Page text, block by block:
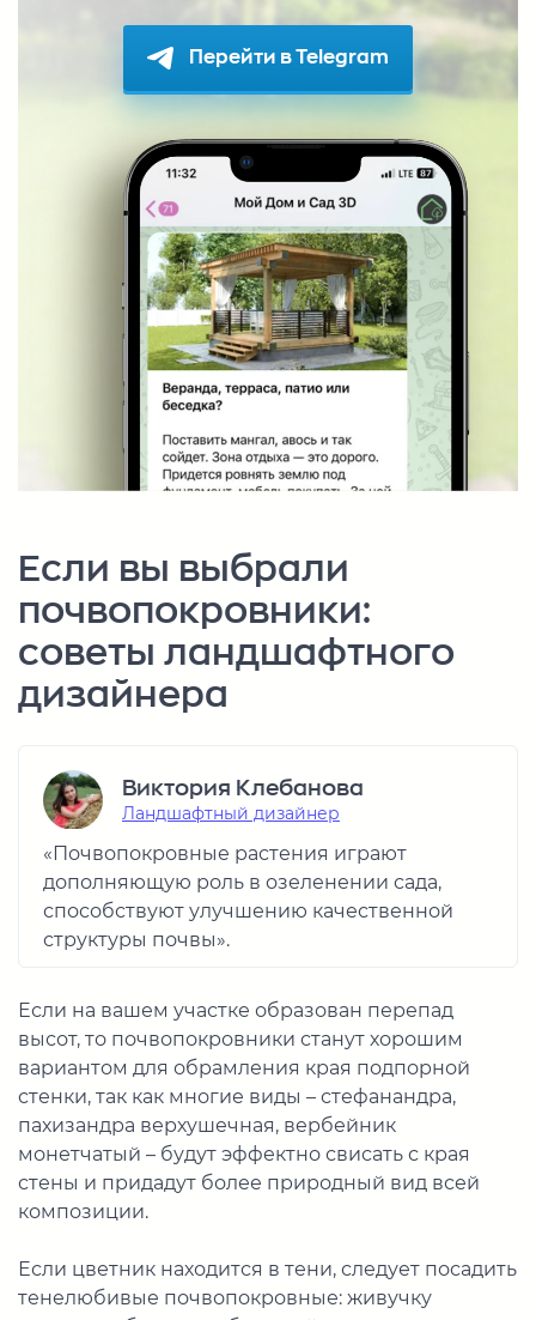
Перейти в Telegram
Если вы выбрали
почвопокровники:
советы ландшафтного
дизайнера
Виктория Клебанова
Ландшафтный дизайнер
«Почвопокровные растения играют
дополняющую роль в озеленении сада,
способствуют улучшению качественной
структуры почвы».
Если на вашем участке образован перепад
высот, то почвопокровники станут хорошим
вариантом для обрамления края подпорной
стенки, так как многие виды – стефанандра,
пахизандра верхушечная, вербейник
монетчатый – будут эффектно свисать с края
стены и придадут более природный вид всей
композиции.
Если цветник находится в тени, следует посадить
тенелюбивые почвопокровные: живучку